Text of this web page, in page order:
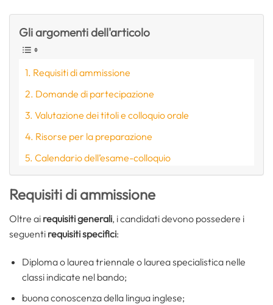
Gli argomenti dell'articolo
Requisiti di ammissione
Domande di partecipazione
Valutazione dei titoli e colloquio orale
Risorse per la preparazione
Calendario dell’esame-colloquio
Requisiti di ammissione
Oltre ai requisiti generali, i candidati devono possedere i
seguenti requisiti specifici:
Diploma o laurea triennale o laurea specialistica nelle
classi indicate nel bando;
buona conoscenza della lingua inglese;